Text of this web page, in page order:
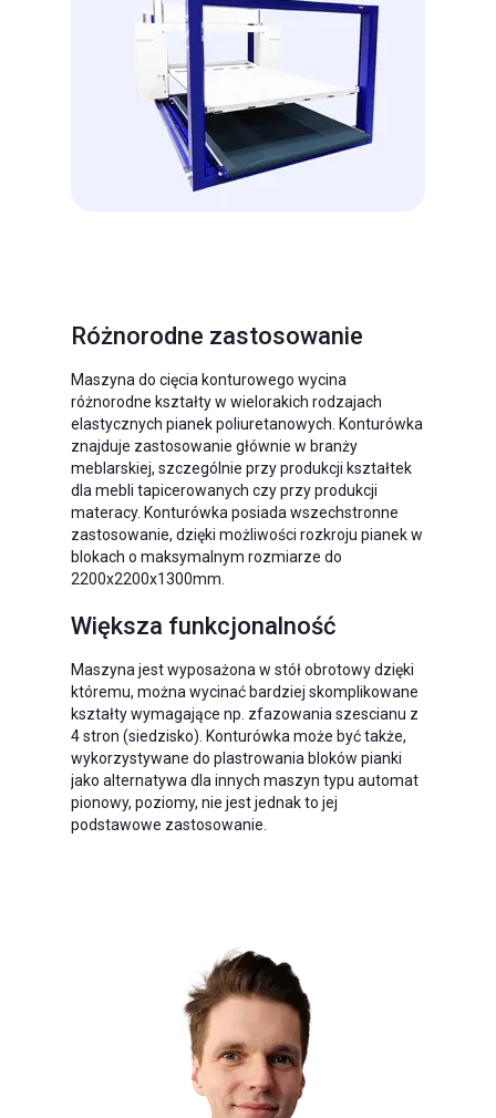
Maszyna do cięcia konturowego wycina
różnorodne kształty w wielorakich rodzajach
elastycznych pianek poliuretanowych. Konturówka
znajduje zastosowanie głównie w branży
meblarskiej, szczególnie przy produkcji kształtek
dla mebli tapicerowanych czy przy produkcji
materacy. Konturówka posiada wszechstronne
zastosowanie, dzięki możliwości rozkroju pianek w
blokach o maksymalnym rozmiarze do
2200x2200x1300mm.
Różnorodne zastosowanie
Maszyna jest wyposażona w stół obrotowy dzięki
któremu, można wycinać bardziej skomplikowane
kształty wymagające np. zfazowania szescianu z
4 stron (siedzisko). Konturówka może być także,
wykorzystywane do plastrowania bloków pianki
jako alternatywa dla innych maszyn typu automat
pionowy, poziomy, nie jest jednak to jej
podstawowe zastosowanie.
Większa funkcjonalność